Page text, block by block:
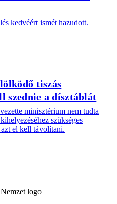
kedvéért ismét hazudott.
tiszás
szednie a dísztáblát
minisztérium nem tudta
szükséges
el kell távolítani.